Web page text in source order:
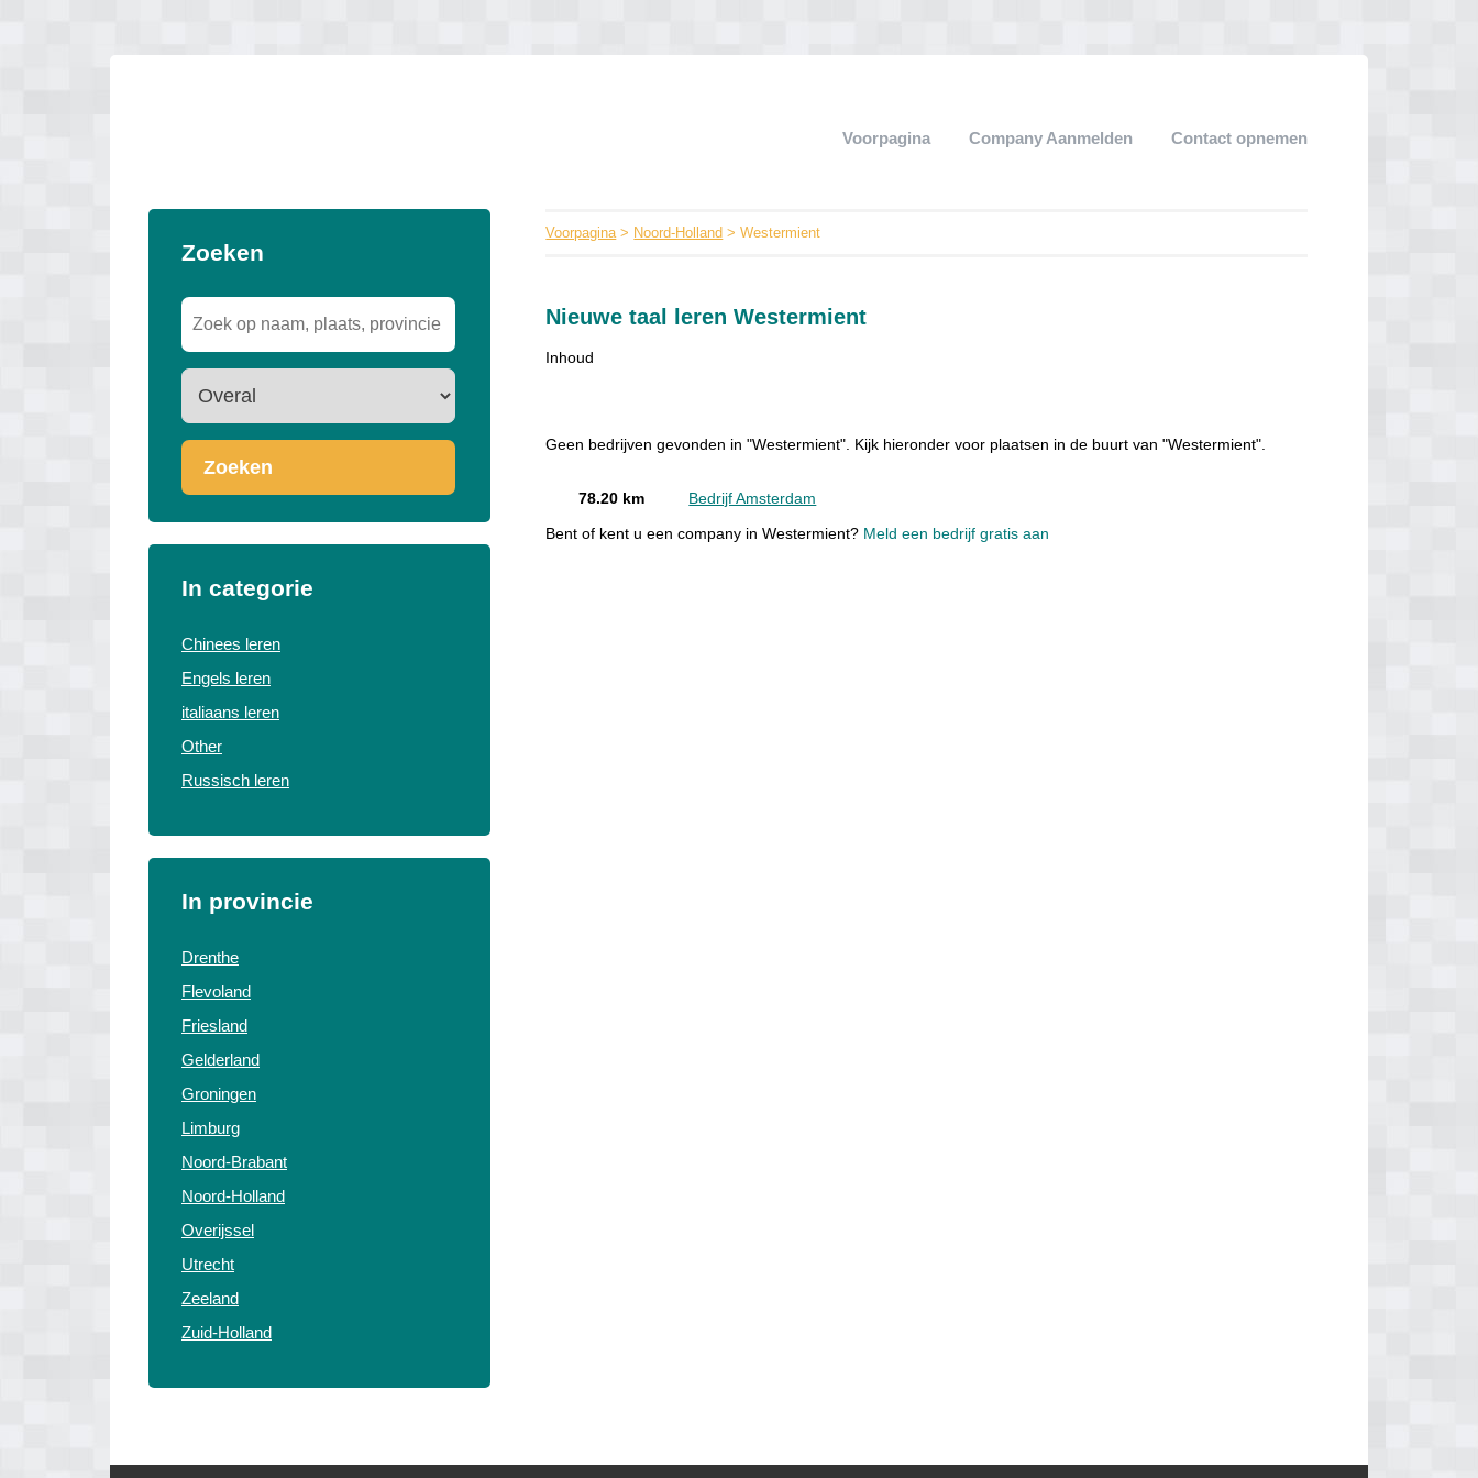
Voorpagina Company Aanmelden Contact opnemen
Zoeken
Zoeken
In categorie
Chinees leren
Engels leren
italiaans leren
Other
Russisch leren
In provincie
Drenthe
Flevoland
Friesland
Gelderland
Groningen
Limburg
Noord-Brabant
Noord-Holland
Overijssel
Utrecht
Zeeland
Zuid-Holland
Voorpagina> Noord-Holland > Westermient
Nieuwe taal leren Westermient
Inhoud
Geen bedrijven gevonden in "Westermient". Kijk hieronder voor plaatsen in de buurt van "Westermient".
78.20 km Bedrijf Amsterdam
Bent of kent u een company in Westermient? Meld een bedrijf gratis aan